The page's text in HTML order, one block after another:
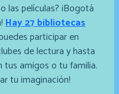
las películas? ¡Bogotá
Hay 27 bibliotecas
participar en
de lectura y hasta
amigos o tu familia.
tu imaginación!